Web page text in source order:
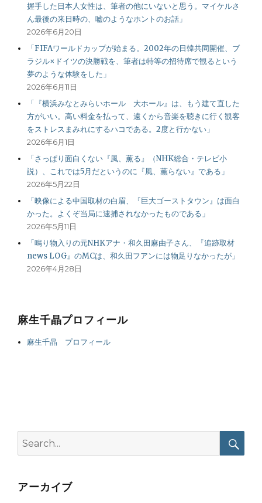
握手した日本人女性は、筆者の他にいないと思う。マイケルさ
ん最後の来日時の、嘘のようなホントのお話」
2026年6月20日
「FIFAワールドカップが始まる。2002年の日韓共同開催、ブ
ラジル×ドイツの決勝戦を、筆者は特等の招待席で観るという
夢のような体験をした」
2026年6月11日
「『横浜みなとみらいホール 大ホール』は、もう建て直した
方がいい。高い料金を払って、遠くから音楽を聴きに行く観客
をストレスまみれにするハコである。2度と行かない」
2026年6月1日
「さっぱり面白くない『風、薫る』（NHK総合・テレビ小
説）、これでは5月だというのに『風、薫らない』である」
2026年5月22日
「映像による中国取材の白眉、『巨大ゴーストタウン』は面白
かった。よくぞ当局に逮捕されなかったものである」
2026年5月11日
「鳴り物入りの元NHKアナ・和久田麻由子さん、『追跡取材
news LOG』のMCは、和久田フアンには物足りなかったが」
2026年4月28日
麻生千晶プロフィール
麻生千晶 プロフィール
for:
アーカイブ